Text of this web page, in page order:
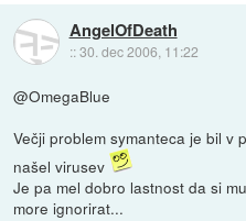
AngelOfDeath
::30. dec 2006, 11:22
@OmegaBlue
Večji problem symanteca je bil v
našel virusev
Je pa mel dobro lastnost da si
more ignorirat...